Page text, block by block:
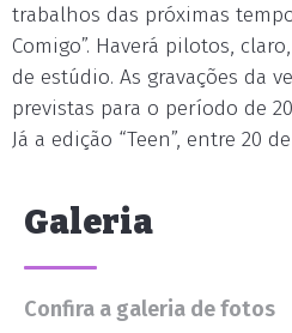
trabalhos das próximas
Comigo”. Haverá pilotos,
de estúdio. As gravações da
previstas para o período de
Já a edição “Teen”, entre 20
Galeria
Confira a galeria de fotos